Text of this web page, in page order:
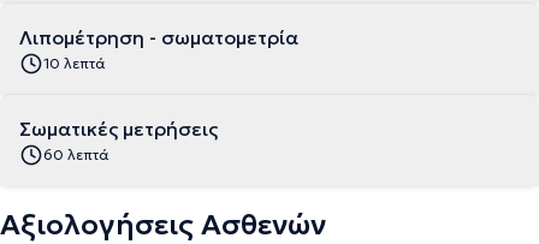
Λιπομέτρηση - σωματομετρία
10 λεπτά
Σωματικές μετρήσεις
60 λεπτά
Αξιολογήσεις Ασθενών